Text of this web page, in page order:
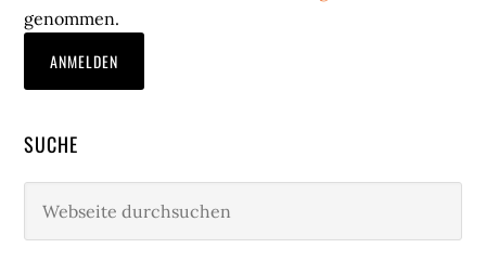
genommen.
SUCHE
durchsuchen